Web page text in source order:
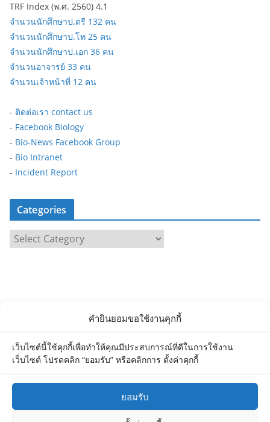
คำยินยอมขอใช้งานคุกกี้
เว็บไซต์นี้ใช้คุกกี้เพื่อทำให้คุณมีประสบการณ์ที่ดีในการใช้งาน
เว็บไซต์ โปรดคลิก “ยอมรับ” หรือคลิกการ ตั้งค่าคุกกี้
ยอมรับ
TRF Index (พ.ศ. 2560) 4.1
จำนวนนักศึกษาป.ตรี 132 คน
จำนวนนักศึกษาป.โท 25 คน
จำนวนนักศึกษาป.เอก 36 คน
จำนวนอาจารย์ 33 คน
จำนวนเจ้าหน้าที่ 12 คน
- ติดต่อเรา contact us
- Facebook Biology
- Bio-News Facebook Group
- Bio Intranet
- Incident Report
Categories
e